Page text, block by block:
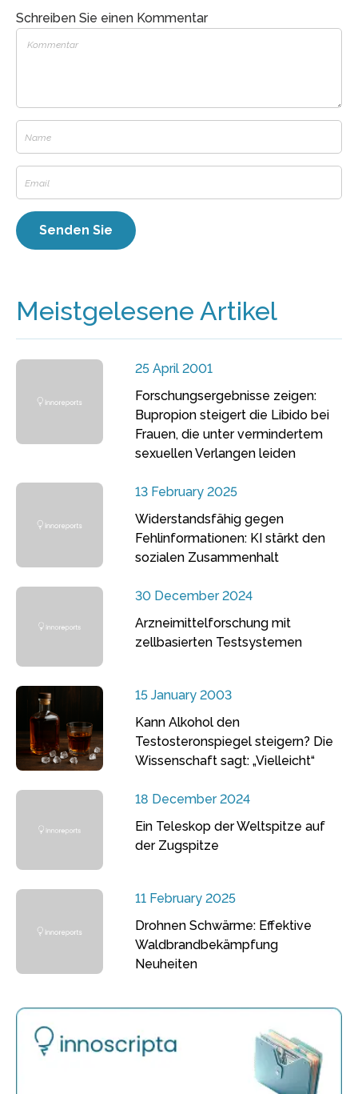
Schreiben Sie einen Kommentar
Meistgelesene Artikel
25 April 2001
Forschungsergebnisse zeigen:
Bupropion steigert die Libido bei
Frauen, die unter vermindertem
sexuellen Verlangen leiden
13 February 2025
Widerstandsfähig gegen
Fehlinformationen: KI stärkt den
sozialen Zusammenhalt
30 December 2024
Arzneimittelforschung mit
zellbasierten Testsystemen
15 January 2003
Kann Alkohol den
Testosteronspiegel steigern? Die
Wissenschaft sagt: „Vielleicht“
18 December 2024
Ein Teleskop der Weltspitze auf
der Zugspitze
11 February 2025
Drohnen Schwärme: Effektive
Waldbrandbekämpfung
Neuheiten